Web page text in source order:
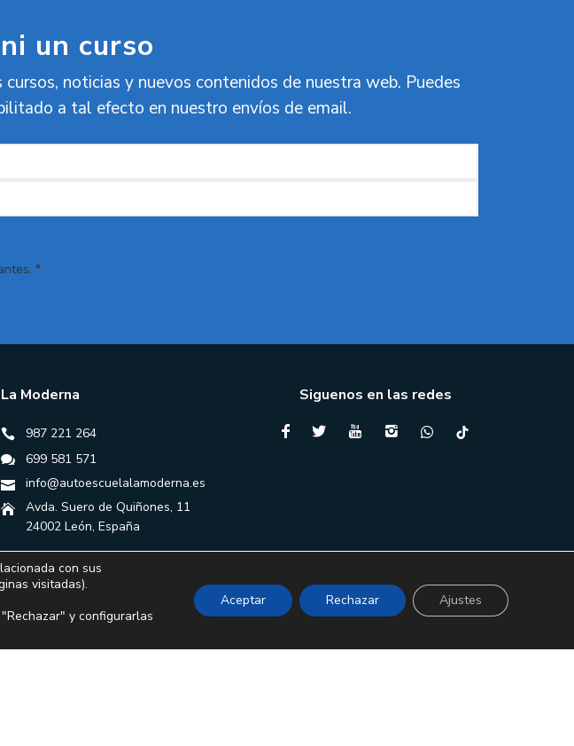
un curso
noticias y nuevos contenidos de nuestra web. Puedes
a tal efecto en nuestro envíos de email.
*
La Moderna
987 221 264
699 581 571
info@autoescuelalamoderna.es
Avda. Suero de Quiñones, 11
24002 León, España
Siguenos en las redes
con sus
visitadas).
y configurarlas
Aceptar Rechazar Ajustes